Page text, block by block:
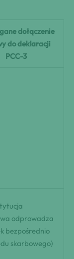
dołączenie
do deklaracji
PCC-3
odprowadza
bezpośrednio
skarbowego)